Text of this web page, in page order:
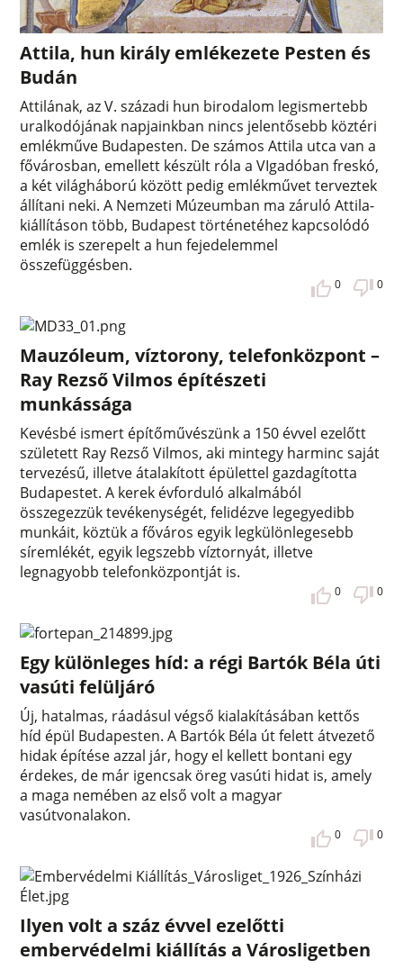
Attila, hun király emlékezete Pesten és
Budán
Attilának, az V. századi hun birodalom legismertebb
uralkodójának napjainkban nincs jelentősebb köztéri
emlékműve Budapesten. De számos Attila utca van a
fővárosban, emellett készült róla a VIgadóban freskó,
a két világháború között pedig emlékművet terveztek
állítani neki. A Nemzeti Múzeumban ma záruló Attila-
kiállításon több, Budapest történetéhez kapcsolódó
emlék is szerepelt a hun fejedelemmel
összefüggésben.
0 0
Mauzóleum, víztorony, telefonközpont –
Ray Rezső Vilmos építészeti
munkássága
Kevésbé ismert építőművészünk a 150 évvel ezelőtt
született Ray Rezső Vilmos, aki mintegy harminc saját
tervezésű, illetve átalakított épülettel gazdagította
Budapestet. A kerek évforduló alkalmából
összegezzük tevékenységét, felidézve legegyedibb
munkáit, köztük a főváros egyik legkülönlegesebb
síremlékét, egyik legszebb víztornyát, illetve
legnagyobb telefonközpontját is.
0 0
Egy különleges híd: a régi Bartók Béla úti
vasúti felüljáró
Új, hatalmas, ráadásul végső kialakításában kettős
híd épül Budapesten. A Bartók Béla út felett átvezető
hidak építése azzal jár, hogy el kellett bontani egy
érdekes, de már igencsak öreg vasúti hidat is, amely
a maga nemében az első volt a magyar
vasútvonalakon.
0 0
Ilyen volt a száz évvel ezelőtti
embervédelmi kiállítás a Városligetben